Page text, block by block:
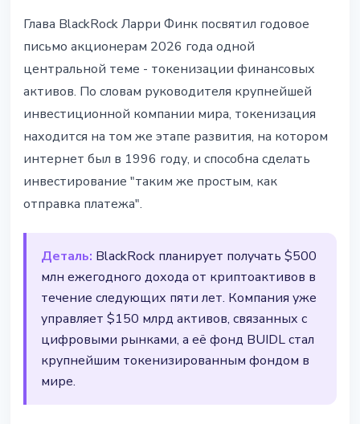
Larry Fink сравнил токенизацию с
интернетом 1996 - BlackRock
прогнозирует $500 млн
24 марта 2026 г.3 мин чтения
Наталия Дорофеева
Глава BlackRock Ларри Финк посвятил годовое
письмо акционерам 2026 года одной
центральной теме - токенизации финансовых
активов. По словам руководителя крупнейшей
инвестиционной компании мира, токенизация
находится на том же этапе развития, на котором
интернет был в 1996 году, и способна сделать
инвестирование "таким же простым, как
отправка платежа".
Деталь: BlackRock планирует получать $500
млн ежегодного дохода от криптоактивов в
течение следующих пяти лет. Компания уже
управляет $150 млрд активов, связанных с
цифровыми рынками, а её фонд BUIDL стал
крупнейшим токенизированным фондом в
мире.